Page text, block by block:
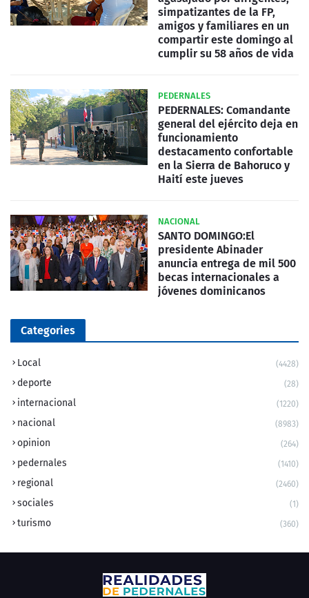
simpatizantes de la FP,
amigos y familiares en un
compartir este domingo al
cumplir su 58 años de vida
PEDERNALES
PEDERNALES: Comandante
general del ejército deja en
funcionamiento
destacamento confortable
en la Sierra de Bahoruco y
Haití este jueves
NACIONAL
SANTO DOMINGO:El
presidente Abinader
anuncia entrega de mil 500
becas internacionales a
jóvenes dominicanos
Categories
Local (4428)
deporte (28)
internacional (1220)
nacional (8983)
opinion (264)
pedernales (1410)
regional (2460)
sociales (1)
turismo (360)